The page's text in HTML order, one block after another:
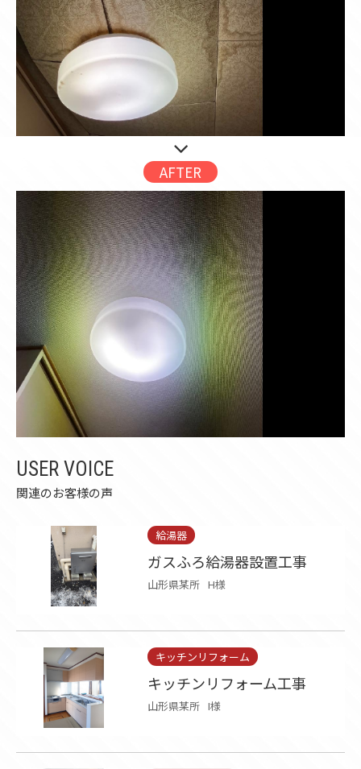
AFTER
USER VOICE
関連のお客様の声
給湯器
ガスふろ給湯器設置工事
山形県某所 H様
キッチンリフォーム
キッチンリフォーム工事
山形県某所 I様